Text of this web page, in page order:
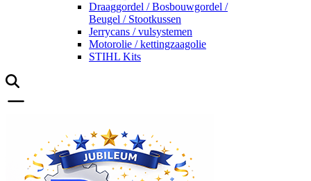
Draaggordel / Bosbouwgordel /
Beugel / Stootkussen
Jerrycans / vulsystemen
Motorolie / kettingzaagolie
STIHL Kits